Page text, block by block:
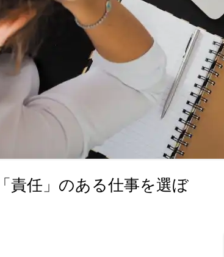
責任」のある仕事を選ぼ
「責任」のある仕事を選ぼう！